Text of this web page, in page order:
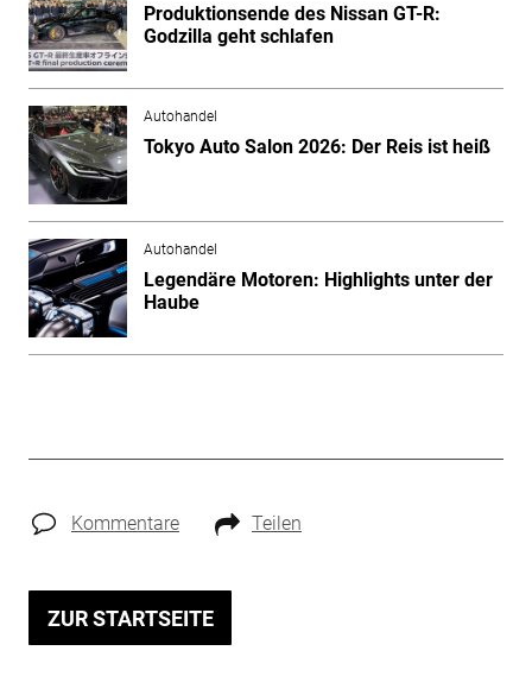
Produktionsende des Nissan GT-R:
Godzilla geht schlafen
Autohandel
Tokyo Auto Salon 2026: Der Reis ist heiß
Autohandel
Legendäre Motoren: Highlights unter der
Haube
Kommentare Teilen
ZUR STARTSEITE